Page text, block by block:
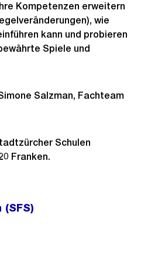
Kompetenzen erweitern
wie
kann und probieren
Spiele und
Salzman, Fachteam
Schulen
Franken.
(SFS)